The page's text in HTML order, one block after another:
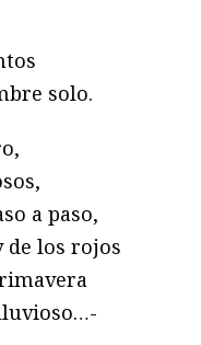
solo.
a paso,
de los rojos